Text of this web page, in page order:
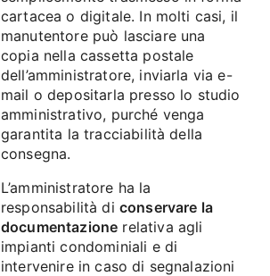
cartacea o digitale. In molti casi, il
manutentore può lasciare una
copia nella cassetta postale
dell’amministratore, inviarla via e-
mail o depositarla presso lo studio
amministrativo, purché venga
garantita la tracciabilità della
consegna.
L’amministratore ha la
responsabilità di conservare la
documentazione relativa agli
impianti condominiali e di
intervenire in caso di segnalazioni